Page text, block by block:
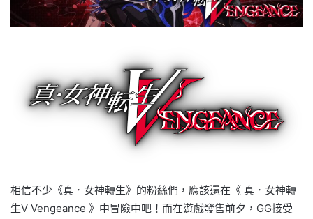
相信不少《真．女神轉生》的粉絲們，應該還在《 真．女神轉
生Ⅴ Vengeance 》中冒險中吧！而在遊戲發售前夕，GG接受